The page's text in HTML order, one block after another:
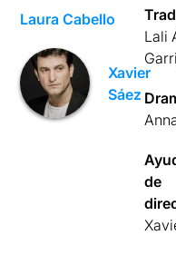
Laura Cabello
Xavier
Sáez
Lali
de